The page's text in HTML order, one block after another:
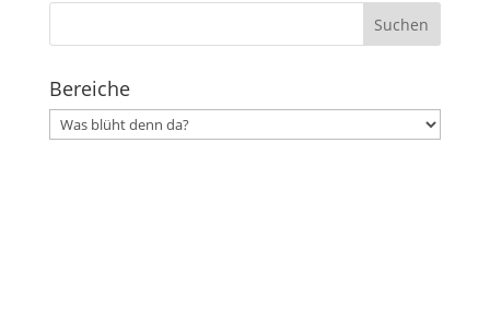
Suchen
Bereiche
Bereiche